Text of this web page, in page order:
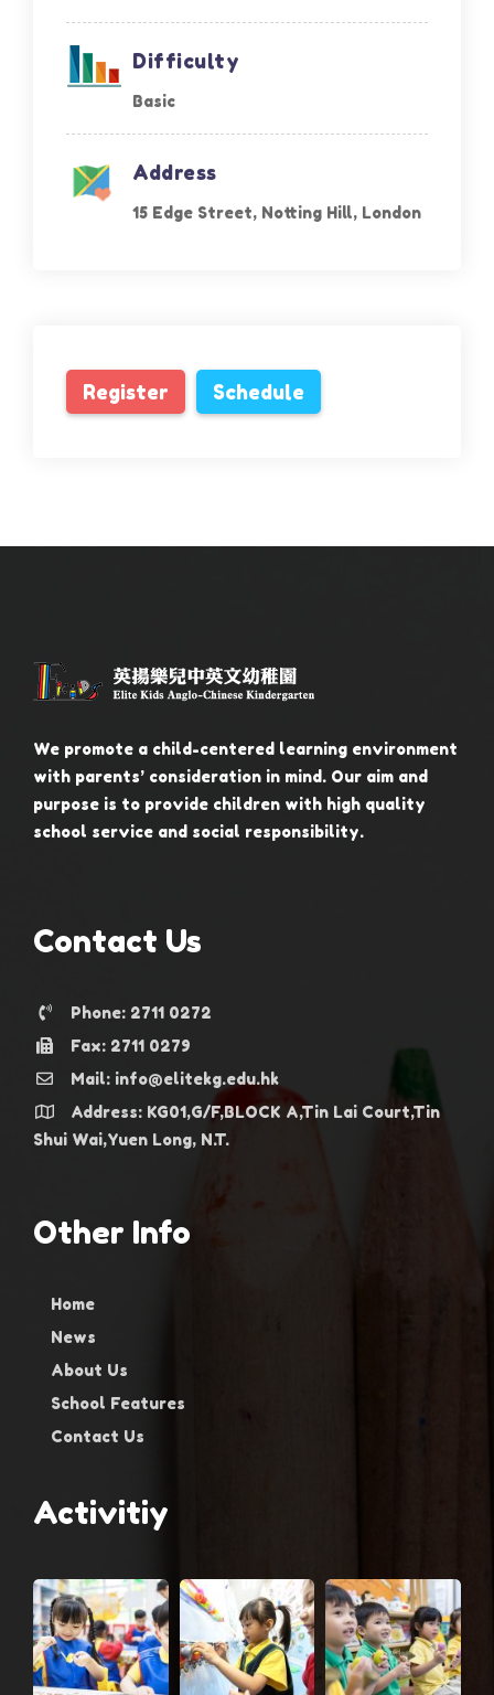
Difficulty
Basic
Address
15 Edge Street, Notting Hill, London
Register Schedule
We promote a child-centered learning environment
with parents’ consideration in mind. Our aim and
purpose is to provide children with high quality
school service and social responsibility.
Contact Us
Phone: 2711 0272
Fax: 2711 0279
Mail: info@elitekg.edu.hk
Address: KG01,G/F,BLOCK A,Tin Lai Court,Tin
Shui Wai,Yuen Long, N.T.
Other Info
Home
News
About Us
School Features
Contact Us
Activitiy